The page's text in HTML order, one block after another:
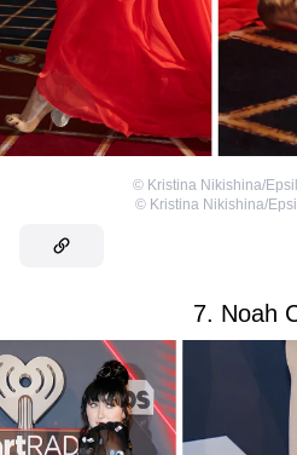
© Kristina Nikishina/
© Kristina Nikishina/
7. Noah